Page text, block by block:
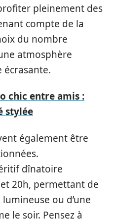
pleinement des
compte de la
du nombre
atmosphère
écrasante.
chic entre amis :
stylée
également être
dînatoire
20h, permettant de
ou d’une
le soir. Pensez à